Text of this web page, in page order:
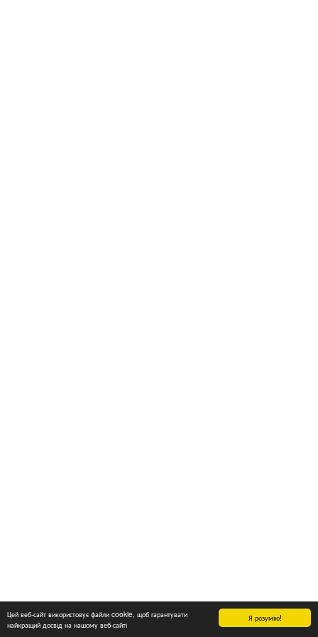
Я розумію!
Цей веб-сайт використовує файли cookie, щоб гарантувати
найкращий досвід на нашому веб-сайті